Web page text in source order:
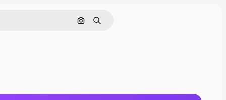
画像で検索
検索